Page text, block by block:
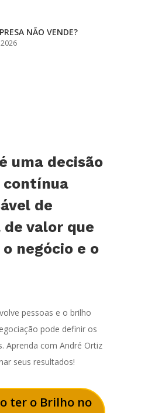
NÃO VENDE?
uma decisão
contínua
de
valor que
negócio e o
pessoas e o brilho
pode definir os
Aprenda com André Ortiz
seus resultados!
ter o Brilho no